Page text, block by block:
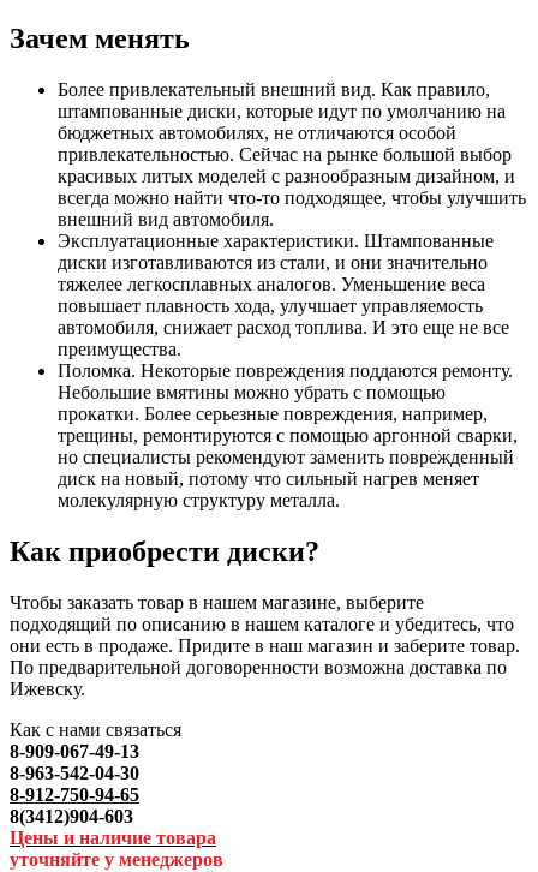
Зачем менять
Более привлекательный внешний вид. Как правило,
штампованные диски, которые идут по умолчанию на
бюджетных автомобилях, не отличаются особой
привлекательностью. Сейчас на рынке большой выбор
красивых литых моделей с разнообразным дизайном, и
всегда можно найти что-то подходящее, чтобы улучшить
внешний вид автомобиля.
Эксплуатационные характеристики. Штампованные
диски изготавливаются из стали, и они значительно
тяжелее легкосплавных аналогов. Уменьшение веса
повышает плавность хода, улучшает управляемость
автомобиля, снижает расход топлива. И это еще не все
преимущества.
Поломка. Некоторые повреждения поддаются ремонту.
Небольшие вмятины можно убрать с помощью
прокатки. Более серьезные повреждения, например,
трещины, ремонтируются с помощью аргонной сварки,
но специалисты рекомендуют заменить поврежденный
диск на новый, потому что сильный нагрев меняет
молекулярную структуру металла.
Как приобрести диски?
Чтобы заказать товар в нашем магазине, выберите
подходящий по описанию в нашем каталоге и убедитесь, что
они есть в продаже. Придите в наш магазин и заберите товар.
По предварительной договоренности возможна доставка по
Ижевску.
Как с нами связаться
8-909-067-49-13
8-963-542-04-30
8-912-750-94-65
8(3412)904-603
Цены и наличие товара
уточняйте у менеджеров